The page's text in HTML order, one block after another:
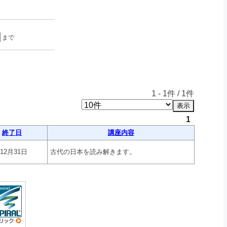
まで
1 - 1件 / 1件
1
終了日 講座内容
月31日 古代の日本を読み解きます。